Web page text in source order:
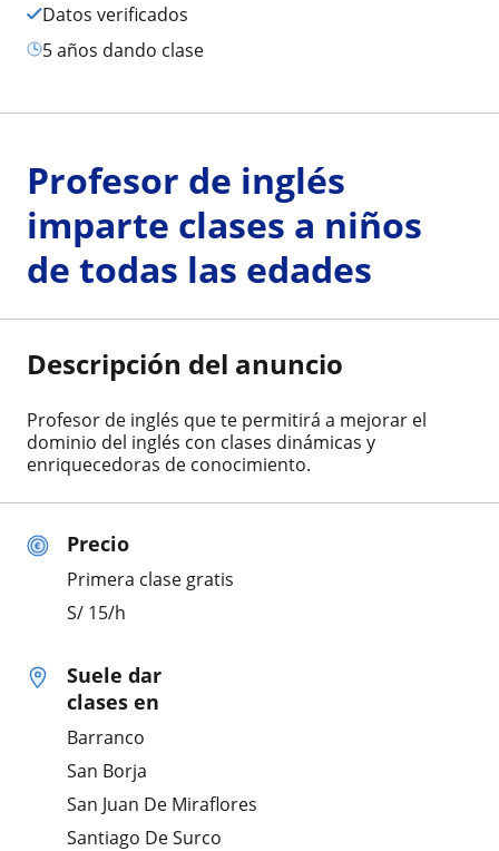
Datos verificados
5 años dando clase
Precio
Primera clase gratis
S/ 15/h
Suele dar
clases en
Barranco
San Borja
San Juan De Miraflores
Santiago De Surco
Profesor de inglés
imparte clases a niños
de todas las edades
Descripción del anuncio
Profesor de inglés que te permitirá a mejorar el
dominio del inglés con clases dinámicas y
enriquecedoras de conocimiento.